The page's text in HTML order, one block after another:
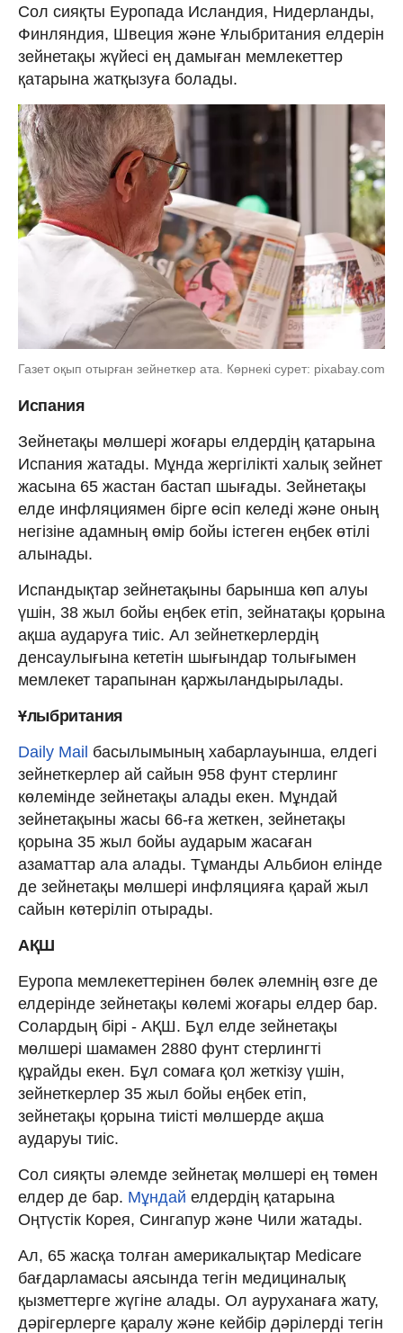
Сол сияқты Еуропада Исландия, Нидерланды,
Финляндия, Швеция және Ұлыбритания елдерін
зейнетақы жүйесі ең дамыған мемлекеттер
қатарына жатқызуға болады.
Газет оқып отырған зейнеткер ата. Көрнекі сурет: pixabay.com
Испания
Зейнетақы мөлшері жоғары елдердің қатарына
Испания жатады. Мұнда жергілікті халық зейнет
жасына 65 жастан бастап шығады. Зейнетақы
елде инфляциямен бірге өсіп келеді және оның
негізіне адамның өмір бойы істеген еңбек өтілі
алынады.
Испандықтар зейнетақыны барынша көп алуы
үшін, 38 жыл бойы еңбек етіп, зейнатақы қорына
ақша аударуға тиіс. Ал зейнеткерлердің
денсаулығына кететін шығындар толығымен
мемлекет тарапынан қаржыландырылады.
Ұлыбритания
Daily Mail басылымының хабарлауынша, елдегі
зейнеткерлер ай сайын 958 фунт стерлинг
көлемінде зейнетақы алады екен. Мұндай
зейнетақыны жасы 66-ға жеткен, зейнетақы
қорына 35 жыл бойы аударым жасаған
азаматтар ала алады. Тұманды Альбион елінде
де зейнетақы мөлшері инфляцияға қарай жыл
сайын көтеріліп отырады.
АҚШ
Еуропа мемлекеттерінен бөлек әлемнің өзге де
елдерінде зейнетақы көлемі жоғары елдер бар.
Солардың бірі - АҚШ. Бұл елде зейнетақы
мөлшері шамамен 2880 фунт стерлингті
құрайды екен. Бұл сомаға қол жеткізу үшін,
зейнеткерлер 35 жыл бойы еңбек етіп,
зейнетақы қорына тиісті мөлшерде ақша
аударуы тиіс.
Сол сияқты әлемде зейнетақ мөлшері ең төмен
елдер де бар. Мұндай елдердің қатарына
Оңтүстік Корея, Сингапур және Чили жатады.
Ал, 65 жасқа толған америкалықтар Medicare
бағдарламасы аясында тегін медициналық
қызметтерге жүгіне алады. Ол ауруханаға жату,
дәрігерлерге қаралу және кейбір дәрілерді тегін